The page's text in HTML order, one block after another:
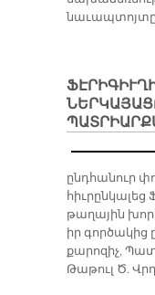
ընդհանուր
թաղային
իր գործակից
քարոզիչ,
Թաթուլ Ծ.